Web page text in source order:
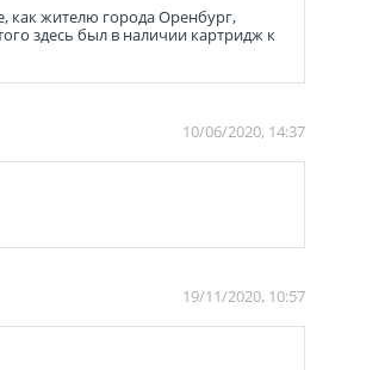
как жителю города Оренбург,
здесь был в наличии картридж к
10/06/2020, 14:37
19/11/2020, 10:57